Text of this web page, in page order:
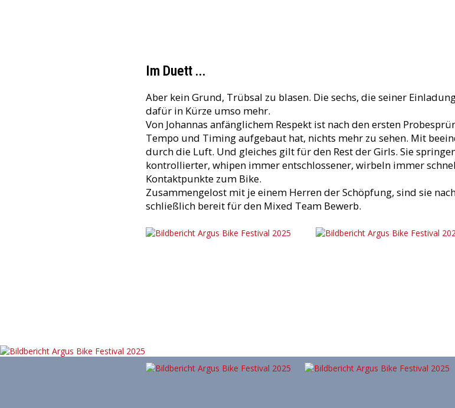
Im Duett ...
Aber kein Grund, Trübsal zu blasen. Die sechs, die seiner
dafür in Kürze umso mehr.
Von Johannas anfänglichem Respekt ist nach den ersten
Tempo und Timing aufgebaut hat, nichts mehr zu sehen. Mit
durch die Luft. Und gleiches gilt für den Rest der Girls. Sie
kontrollierter, whipen immer entschlossener, wirbeln immer
Kontaktpunkte zum Bike.
Zusammengelost mit je einem Herren der Schöpfung, sind sie
schließlich bereit für den Mixed Team Bewerb.